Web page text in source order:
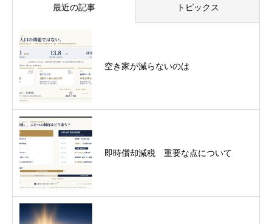
最近の記事 トピックス
空き家が減らないのは
即時償却減税 重要な点について